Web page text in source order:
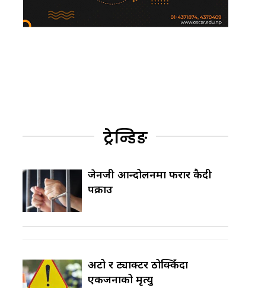
ट्रेन्डिङ
जेनजी आन्दोलनमा फरार कैदी
पक्राउ
अटो र ट्याक्टर ठोक्किँदा
एकजनाको मृत्यु